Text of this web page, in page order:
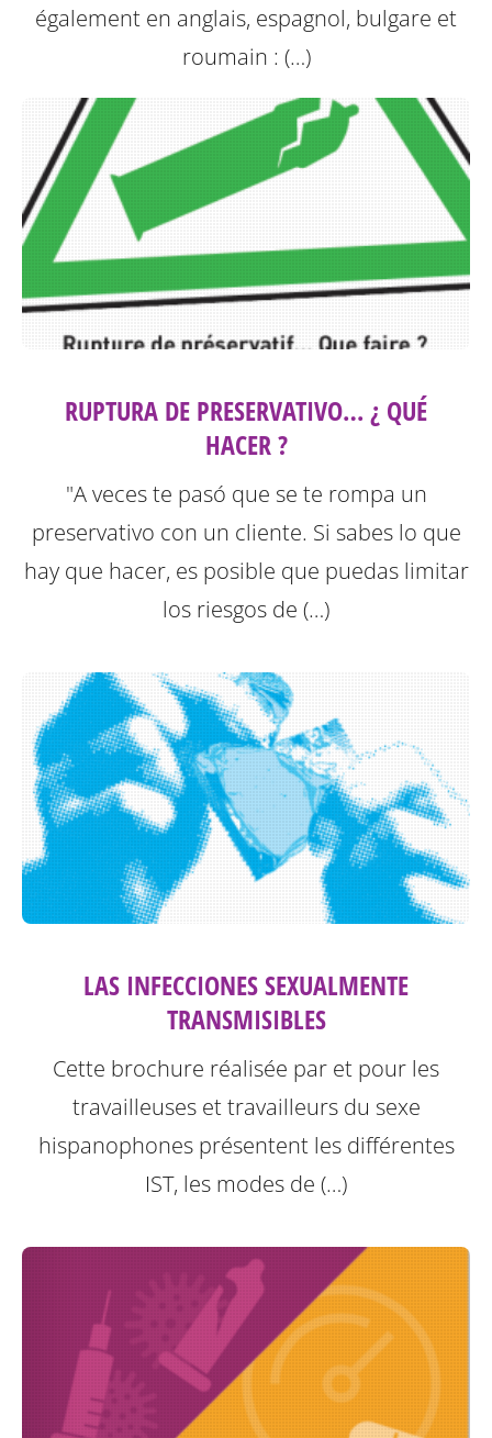
également en anglais, espagnol, bulgare et
roumain : (…)
RUPTURA DE PRESERVATIVO… ¿ QUÉ
HACER ?
"A veces te pasó que se te rompa un
preservativo con un cliente. Si sabes lo que
hay que hacer, es posible que puedas limitar
los riesgos de (…)
LAS INFECCIONES SEXUALMENTE
TRANSMISIBLES
Cette brochure réalisée par et pour les
travailleuses et travailleurs du sexe
hispanophones présentent les différentes
IST, les modes de (…)